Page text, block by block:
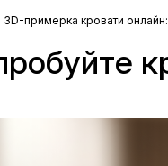
3D-примерка кровати